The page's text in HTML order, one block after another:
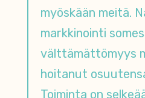
myöskään meitä.
markkinointi
välttämättömyys
hoitanut
Toiminta on